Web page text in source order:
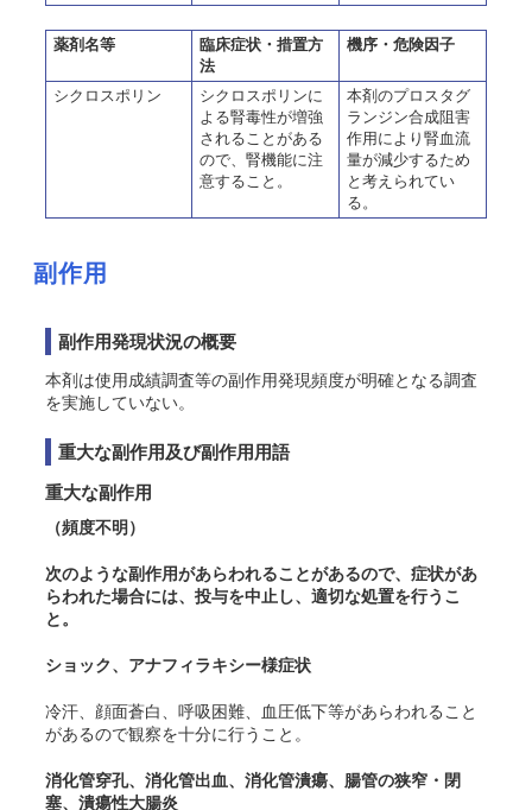
薬剤名等
臨床症状・措置方
法
機序・危険因子
シクロスポリン
シクロスポリンに
よる腎毒性が増強
されることがある
ので、腎機能に注
意すること。
本剤のプロスタグ
ランジン合成阻害
作用により腎血流
量が減少するため
と考えられてい
る。
副作用
副作用発現状況の概要
本剤は使用成績調査等の副作用発現頻度が明確となる調査
を実施していない。
重大な副作用及び副作用用語
重大な副作用
（頻度不明）
次のような副作用があらわれることがあるので、症状があ
らわれた場合には、投与を中止し、適切な処置を行うこ
と。
ショック、アナフィラキシー様症状
冷汗、顔面蒼白、呼吸困難、血圧低下等があらわれること
があるので観察を十分に行うこと。
消化管穿孔、消化管出血、消化管潰瘍、腸管の狭窄・閉
塞、潰瘍性大腸炎